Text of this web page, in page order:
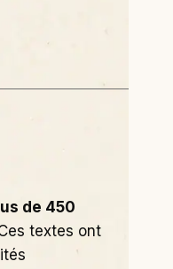
de 450
textes ont